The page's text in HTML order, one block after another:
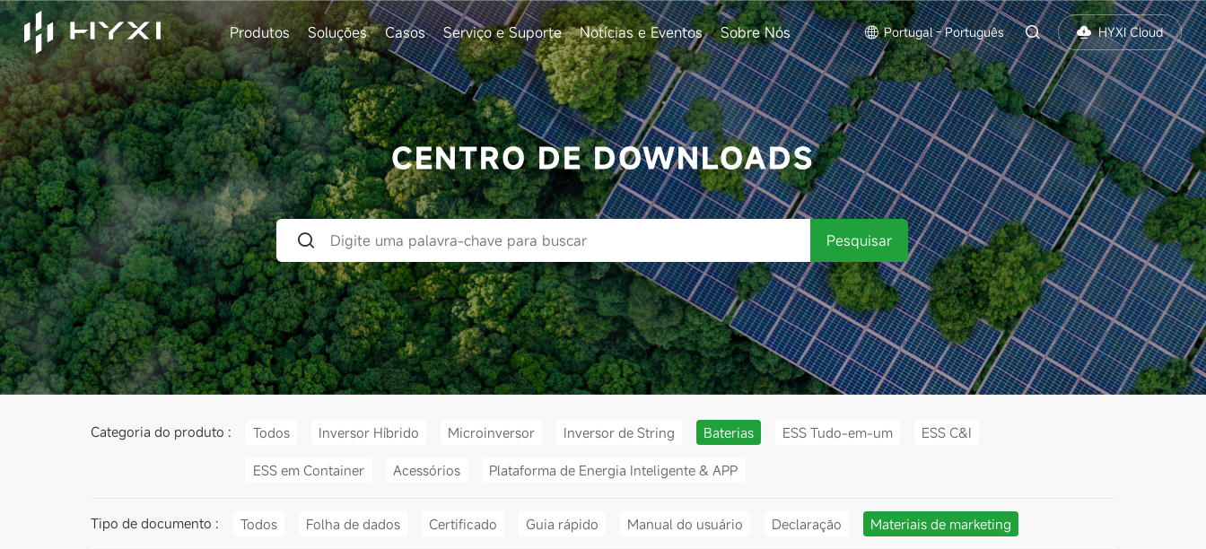
Produtos Soluções Casos Serviço e Suporte Notícias e Eventos Sobre Nós Portugal - Português HYXI Cloud
CENTRO DE DOWNLOADS
Pesquisar
Categoria do produto : Todos Inversor Híbrido Microinversor Inversor de String Baterias ESS Tudo-em-um ESS C&I
ESS em Container Acessórios Plataforma de Energia Inteligente & APP
Tipo de documento : Todos Folha de dados Certificado Guia rápido Manual do usuário Declaração Materiais de marketing